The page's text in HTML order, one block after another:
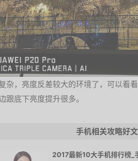
杂，亮度反差较大的环境了，可以看
跟底下亮度提升很多。
手机相关攻略好
2017最新10大手机排行榜_